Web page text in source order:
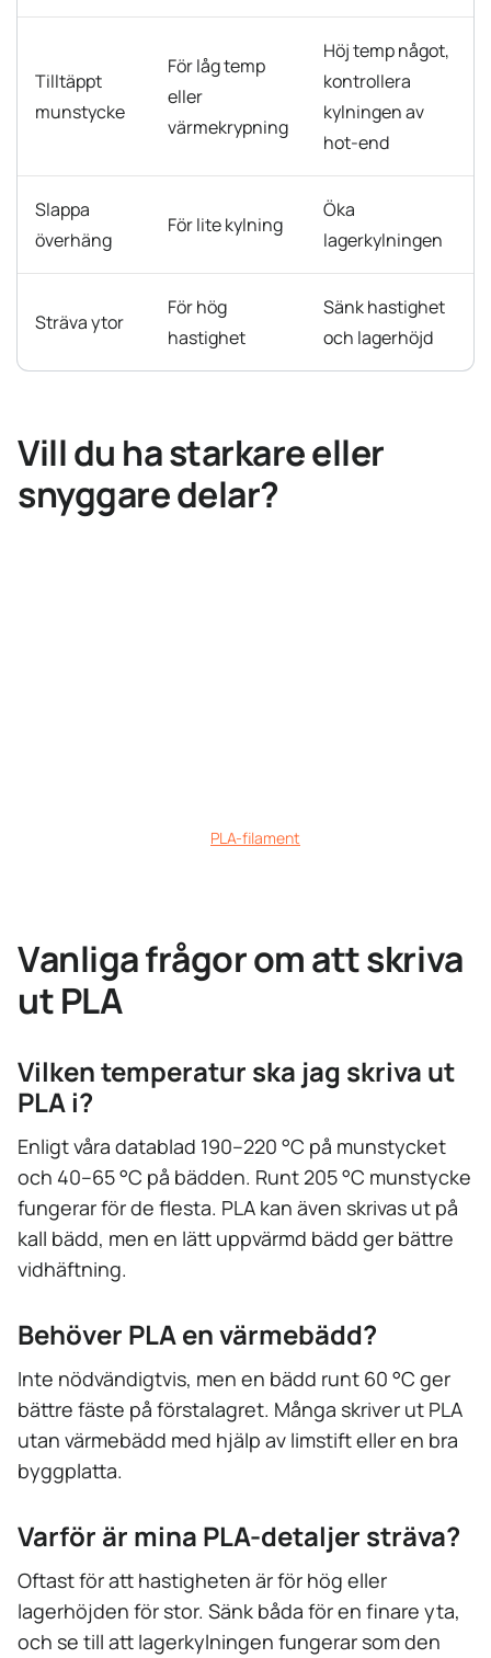
Tilltäppt
munstycke
För låg temp
eller
värmekrypning
Höj temp något,
kontrollera
kylningen av
hot-end
Slappa
överhäng
För lite kylning
Öka
lagerkylningen
Sträva ytor
För hög
hastighet
Sänk hastighet
och lagerhöjd
Vill du ha starkare eller
snyggare delar?
PLA-filament
Vanliga frågor om att skriva
ut PLA
Vilken temperatur ska jag skriva ut
PLA i?
Enligt våra datablad 190–220 °C på munstycket
och 40–65 °C på bädden. Runt 205 °C munstycke
fungerar för de flesta. PLA kan även skrivas ut på
kall bädd, men en lätt uppvärmd bädd ger bättre
vidhäftning.
Behöver PLA en värmebädd?
Inte nödvändigtvis, men en bädd runt 60 °C ger
bättre fäste på förstalagret. Många skriver ut PLA
utan värmebädd med hjälp av limstift eller en bra
byggplatta.
Varför är mina PLA-detaljer sträva?
Oftast för att hastigheten är för hög eller
lagerhöjden för stor. Sänk båda för en finare yta,
och se till att lagerkylningen fungerar som den